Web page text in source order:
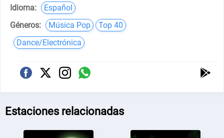
Idioma:
Español
Géneros:
Música Pop
Top 40
Dance/Electrónica
Estaciones relacionadas